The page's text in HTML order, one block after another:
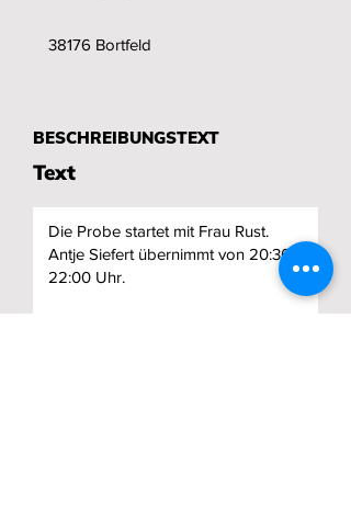
BESCHREIBUNGSTEXT
Text